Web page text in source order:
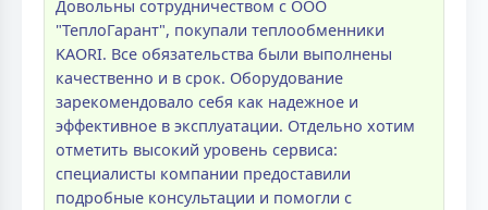
Довольны сотрудничеством с ООО
"ТеплоГарант", покупали теплообменники
KAORI. Все обязательства были выполнены
качественно и в срок. Оборудование
зарекомендовало себя как надежное и
эффективное в эксплуатации. Отдельно хотим
отметить высокий уровень сервиса:
специалисты компании предоставили
подробные консультации и помогли с